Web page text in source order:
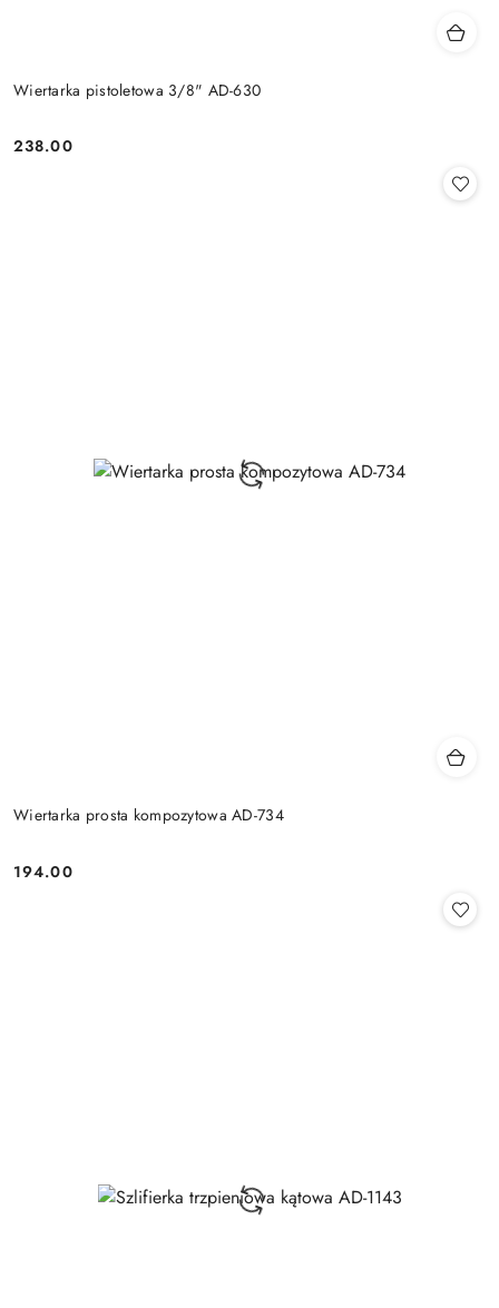
Wiertarka pistoletowa 3/8" AD-630
Cena:
238.00
Wiertarka prosta kompozytowa AD-734
Cena:
194.00